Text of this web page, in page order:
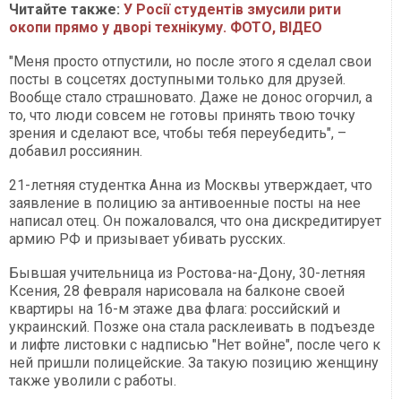
Читайте также: У Росії студентів змусили рити
окопи прямо у дворі технікуму. ФОТО, ВІДЕО
"Меня просто отпустили, но после этого я сделал свои
посты в соцсетях доступными только для друзей.
Вообще стало страшновато. Даже не донос огорчил, а
то, что люди совсем не готовы принять твою точку
зрения и сделают все, чтобы тебя переубедить", –
добавил россиянин.
21-летняя студентка Анна из Москвы утверждает, что
заявление в полицию за антивоенные посты на нее
написал отец. Он пожаловался, что она дискредитирует
армию РФ и призывает убивать русских.
Бывшая учительница из Ростова-на-Дону, 30-летняя
Ксения, 28 февраля нарисовала на балконе своей
квартиры на 16-м этаже два флага: российский и
украинский. Позже она стала расклеивать в подъезде
и лифте листовки с надписью "Нет войне", после чего к
ней пришли полицейские. За такую позицию женщину
также уволили с работы.